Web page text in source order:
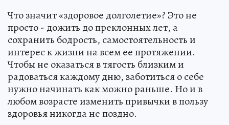
Что значит «здоровое долголетие»? Это не
просто - дожить до преклонных лет, а
сохранить бодрость, самостоятельность и
интерес к жизни на всем ее протяжении.
Чтобы не оказаться в тягость близким и
радоваться каждому дню, заботиться о себе
нужно начинать как можно раньше. Но и в
любом возрасте изменить привычки в пользу
здоровья никогда не поздно.